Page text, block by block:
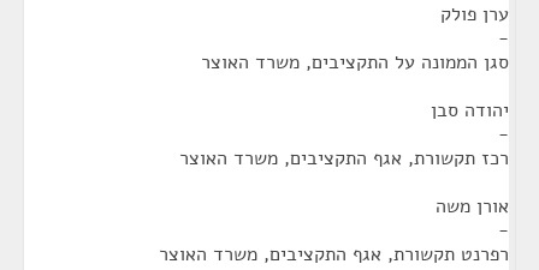
ערן פולק
-
סגן הממונה על התקציבים, משרד האוצר
יהודה סבן
-
רכז תקשורת, אגף התקציבים, משרד האוצר
אורן משה
-
רפרנט תקשורת, אגף התקציבים, משרד האוצר